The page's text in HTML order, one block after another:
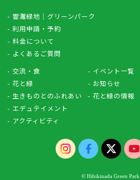
- 響灘緑地｜グリーンパーク
- 利用申請・予約
- 料金について
- よくあるご質問
- 交流・食
- 花と緑
- 生きものとのふれあい
- エデュテイメント
- アクティビティ
- イベント一覧
- お知らせ
- 花と緑の情報
© Hibikinada Green Park.